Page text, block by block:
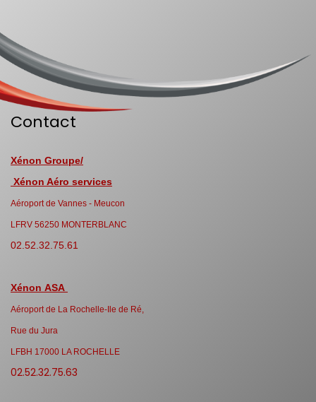
Contact
Xénon Groupe/
Xénon Aéro services
Aéroport de Vannes - Meucon
LFRV 56250 MONTERBLANC
02.52.32.75.61
Xénon ASA
Aéroport de La Rochelle-Ile de Ré,
Rue du Jura
LFBH 17000 LA ROCHELLE
02.52.32.75.63